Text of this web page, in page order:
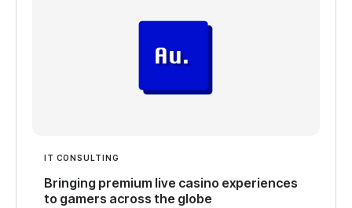
IT CONSULTING
Bringing premium live casino experiences
to gamers across the globe